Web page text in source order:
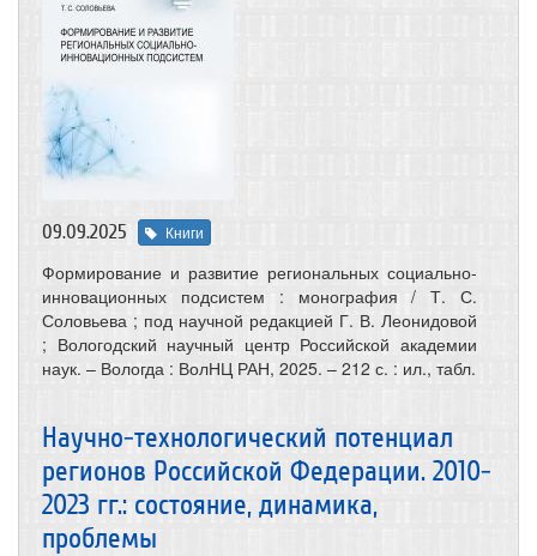
09.09.2025 Книги
Формирование и развитие региональных социально-
инновационных подсистем : монография / Т. С.
Соловьева ; под научной редакцией Г. В. Леонидовой
; Вологодский научный центр Российской академии
наук. – Вологда : ВолНЦ РАН, 2025. – 212 с. : ил., табл.
Научно-технологический потенциал
регионов Российской Федерации. 2010-
2023 гг.: состояние, динамика,
проблемы